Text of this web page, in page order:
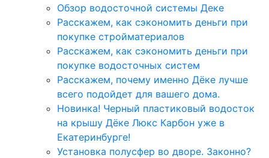
Обзор водосточной системы Деке
Расскажем, как сэкономить деньги при
покупке стройматериалов
Расскажем, как сэкономить деньги при
покупке водосточных систем
Расскажем, почему именно Дёке лучше
всего подойдет для вашего дома.
Новинка! Черный пластиковый водосток
на крышу Дёке Люкс Карбон уже в
Екатеринбурге!
Установка полусфер во дворе. Законно?